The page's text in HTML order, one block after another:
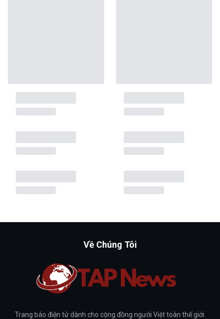
Về Chúng Tôi
Trang báo điện tử dành cho cộng đồng người Việt toàn thế giới.